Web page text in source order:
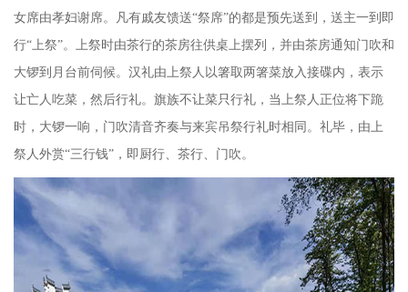
女席由孝妇谢席。凡有戚友馈送“祭席”的都是预先送到，送主一到即
行“上祭”。上祭时由茶行的茶房往供桌上摆列，并由茶房通知门吹和
大锣到月台前伺候。汉礼由上祭人以箸取两箸菜放入接碟内，表示
让亡人吃菜，然后行礼。旗族不让菜只行礼，当上祭人正位将下跪
时，大锣一响，门吹清音齐奏与来宾吊祭行礼时相同。礼毕，由上
祭人外赏“三行钱”，即厨行、茶行、门吹。